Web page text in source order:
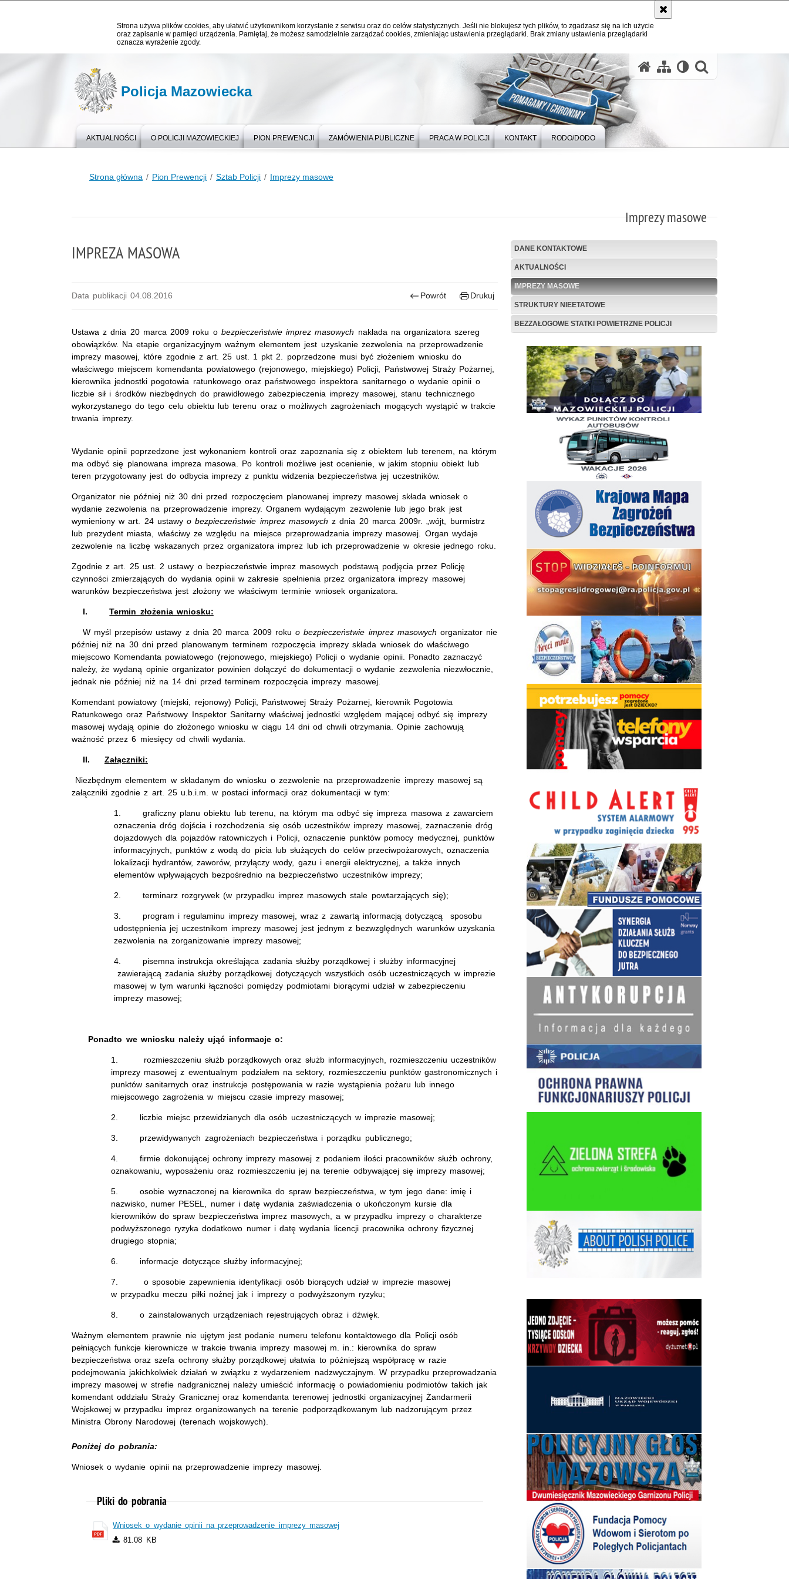
Strona używa plików cookies, aby ułatwić użytkownikom korzystanie z serwisu oraz do celów statystycznych. Jeśli nie blokujesz tych plików, to zgadzasz się na ich użycie
oraz zapisanie w pamięci urządzenia. Pamiętaj, że możesz samodzielnie zarządzać cookies, zmieniając ustawienia przeglądarki. Brak zmiany ustawienia przeglądarki
oznacza wyrażenie zgody.
Policja Mazowiecka
AKTUALNOŚCI O POLICJI MAZOWIECKIEJ PION PREWENCJI ZAMÓWIENIA PUBLICZNE PRACA W POLICJI KONTAKT RODO/DODO
Strona główna Pion Prewencji Sztab Policji Imprezy masowe
Imprezy masowe
DANE KONTAKTOWE
AKTUALNOŚCI
IMPREZY MASOWE
STRUKTURY NIEETATOWE
BEZZAŁOGOWE STATKI POWIETRZNE POLICJI
IMPREZA MASOWA
Data publikacji 04.08.2016 Powrót Drukuj
Ustawa z dnia 20 marca 2009 roku o bezpieczeństwie imprez masowych nakłada na organizatora szereg
obowiązków. Na etapie organizacyjnym ważnym elementem jest uzyskanie zezwolenia na przeprowadzenie
imprezy masowej, które zgodnie z art. 25 ust. 1 pkt 2. poprzedzone musi być złożeniem wniosku do
właściwego miejscem komendanta powiatowego (rejonowego, miejskiego) Policji, Państwowej Straży Pożarnej,
kierownika jednostki pogotowia ratunkowego oraz państwowego inspektora sanitarnego o wydanie opinii o
liczbie sił i środków niezbędnych do prawidłowego zabezpieczenia imprezy masowej, stanu technicznego
wykorzystanego do tego celu obiektu lub terenu oraz o możliwych zagrożeniach mogących wystąpić w trakcie
trwania imprezy.
Wydanie opinii poprzedzone jest wykonaniem kontroli oraz zapoznania się z obiektem lub terenem, na którym
ma odbyć się planowana impreza masowa. Po kontroli możliwe jest ocenienie, w jakim stopniu obiekt lub
teren przygotowany jest do odbycia imprezy z punktu widzenia bezpieczeństwa jej uczestników.
Organizator nie później niż 30 dni przed rozpoczęciem planowanej imprezy masowej składa wniosek o
wydanie zezwolenia na przeprowadzenie imprezy. Organem wydającym zezwolenie lub jego brak jest
wymieniony w art. 24 ustawyo bezpieczeństwie imprez masowych z dnia 20 marca 2009r. „wójt, burmistrz
lub prezydent miasta, właściwy ze względu na miejsce przeprowadzania imprezy masowej. Organ wydaje
zezwolenie na liczbę wskazanych przez organizatora imprez lub ich przeprowadzenie w okresie jednego roku.
Zgodnie z art. 25 ust. 2 ustawy o bezpieczeństwie imprez masowych podstawą podjęcia przez Policję
czynności zmierzających do wydania opinii w zakresie spełnienia przez organizatora imprezy masowej
warunków bezpieczeństwa jest złożony we właściwym terminie wniosek organizatora.
I.Termin złożenia wniosku:
W myśl przepisów ustawy z dnia 20 marca 2009 rokuo bezpieczeństwie imprez masowychorganizator nie
później niż na 30 dni przed planowanym terminem rozpoczęcia imprezy składa wniosek do właściwego
miejscowo Komendanta powiatowego (rejonowego, miejskiego) Policji o wydanie opinii. Ponadto zaznaczyć
należy, że wydaną opinie organizator powinien dołączyć do dokumentacji o wydanie zezwolenia niezwłocznie,
jednak nie później niż na 14 dni przed terminem rozpoczęcia imprezy masowej.
Komendant powiatowy (miejski, rejonowy) Policji, Państwowej Straży Pożarnej, kierownik Pogotowia
Ratunkowego oraz Państwowy Inspektor Sanitarny właściwej jednostki względem mającej odbyć się imprezy
masowej wydają opinie do złożonego wniosku w ciągu 14 dni od chwili otrzymania. Opinie zachowują
ważność przez 6 miesięcy od chwili wydania.
II. Załączniki:
Niezbędnym elementem w składanym do wniosku o zezwolenie na przeprowadzenie imprezy masowej są
załączniki zgodnie z art. 25 u.b.i.m. w postaci informacji oraz dokumentacji w tym:
1. graficzny planu obiektu lub terenu, na którym ma odbyć się impreza masowa z zawarciem
oznaczenia dróg dojścia i rozchodzenia się osób uczestników imprezy masowej, zaznaczenie dróg
dojazdowych dla pojazdów ratowniczych i Policji, oznaczenie punktów pomocy medycznej, punktów
informacyjnych, punktów z wodą do picia lub służących do celów przeciwpożarowych, oznaczenia
lokalizacji hydrantów, zaworów, przyłączy wody, gazu i energii elektrycznej, a także innych
elementów wpływających bezpośrednio na bezpieczeństwo uczestników imprezy;
2. terminarz rozgrywek (w przypadku imprez masowych stale powtarzających się);
3. program i regulaminu imprezy masowej, wraz z zawartą informacją dotyczącą sposobu
udostępnienia jej uczestnikom imprezy masowej jest jednym z bezwzględnych warunków uzyskania
zezwolenia na zorganizowanie imprezy masowej;
4. pisemna instrukcja określająca zadania służby porządkowej i służby informacyjnej
zawierającą zadania służby porządkowej dotyczących wszystkich osób uczestniczących w imprezie
masowej w tym warunki łączności pomiędzy podmiotami biorącymi udział w zabezpieczeniu
imprezy masowej;
Ponadto we wniosku należy ująć informacje o:
1. rozmieszczeniu służb porządkowych oraz służb informacyjnych, rozmieszczeniu uczestników
imprezy masowej z ewentualnym podziałem na sektory, rozmieszczeniu punktów gastronomicznych i
punktów sanitarnych oraz instrukcje postępowania w razie wystąpienia pożaru lub innego
miejscowego zagrożenia w miejscu czasie imprezy masowej;
2. liczbie miejsc przewidzianych dla osób uczestniczących w imprezie masowej;
3. przewidywanych zagrożeniach bezpieczeństwa i porządku publicznego;
4. firmie dokonującej ochrony imprezy masowej z podaniem ilości pracowników służb ochrony,
oznakowaniu, wyposażeniu oraz rozmieszczeniu jej na terenie odbywającej się imprezy masowej;
5. osobie wyznaczonej na kierownika do spraw bezpieczeństwa, w tym jego dane: imię i
nazwisko, numer PESEL, numer i datę wydania zaświadczenia o ukończonym kursie dla
kierowników do spraw bezpieczeństwa imprez masowych, a w przypadku imprezy o charakterze
podwyższonego ryzyka dodatkowo numer i datę wydania licencji pracownika ochrony fizycznej
drugiego stopnia;
6. informacje dotyczące służby informacyjnej;
7. o sposobie zapewnienia identyfikacji osób biorących udział w imprezie masowej
w przypadku meczu piłki nożnej jak i imprezy o podwyższonym ryzyku;
8. o zainstalowanych urządzeniach rejestrujących obraz i dźwięk.
Ważnym elementem prawnie nie ujętym jest podanie numeru telefonu kontaktowego dla Policji osób
pełniących funkcje kierownicze w trakcie trwania imprezy masowej m. in.: kierownika do spraw
bezpieczeństwa oraz szefa ochrony służby porządkowej ułatwia to późniejszą współpracę w razie
podejmowania jakichkolwiek działań w związku z wydarzeniem nadzwyczajnym. W przypadku przeprowadzania
imprezy masowej w strefie nadgranicznej należy umieścić informację o powiadomieniu podmiotów takich jak
komendant oddziału Straży Granicznej oraz komendanta terenowej jednostki organizacyjnej Żandarmerii
Wojskowej w przypadku imprez organizowanych na terenie podporządkowanym lub nadzorującym przez
Ministra Obrony Narodowej (terenach wojskowych).
Poniżej do pobrania:
Wniosek o wydanie opinii na przeprowadzenie imprezy masowej.
Pliki do pobrania
Wniosek o wydanie opinii na przeprowadzenie imprezy masowej
81.08 KB